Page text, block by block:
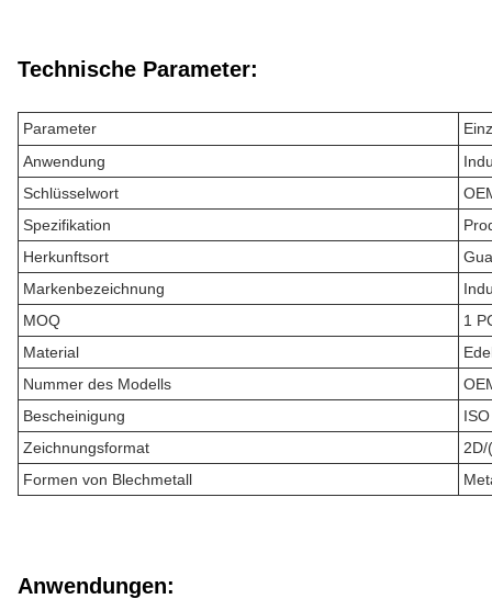
Technische Parameter:
Parameter
Anwendung
Schlüsselwort
Spezifikation
Herkunftsort
Markenbezeichnung
MOQ
1
Material
Nummer des Modells
Bescheinigung
Zeichnungsformat
2D/
Formen von Blechmetall
Anwendungen: